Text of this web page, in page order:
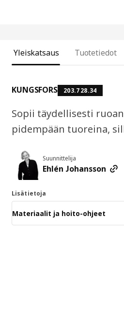
Yleiskatsaus Tuotetiedot
KUNGSFORS 203.728.34
Sopii täydellisesti
pidempään tuoreina,
Suunnittelija
Ehlén Johansson
Lisätietoja
Materiaalit ja hoito-ohjeet